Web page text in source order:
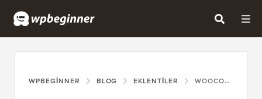
WPBEGINNER BLOG EKLENTILER WOOCOMMERCE'E KOLAYCA BIR AFFILIATE PROGRAMI NASIL EKLENIR